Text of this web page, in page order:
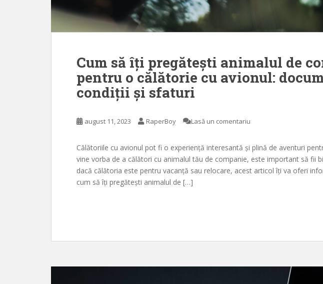
Cum să îți pregătești animalul de
pentru o călătorie cu avionul:
condiții și sfaturi
august 11, 2023 RaperBoy Lasă un comentariu
Călătoriile cu avionul pot fi o experiență interesantă și plină de aventuri
vine vorba de a călători cu animalul tău de companie, este important să fii
dacă călătoria este pentru vacanță sau relocare, acest articol îți va oferi
cum să îți pregătești animalul de […]